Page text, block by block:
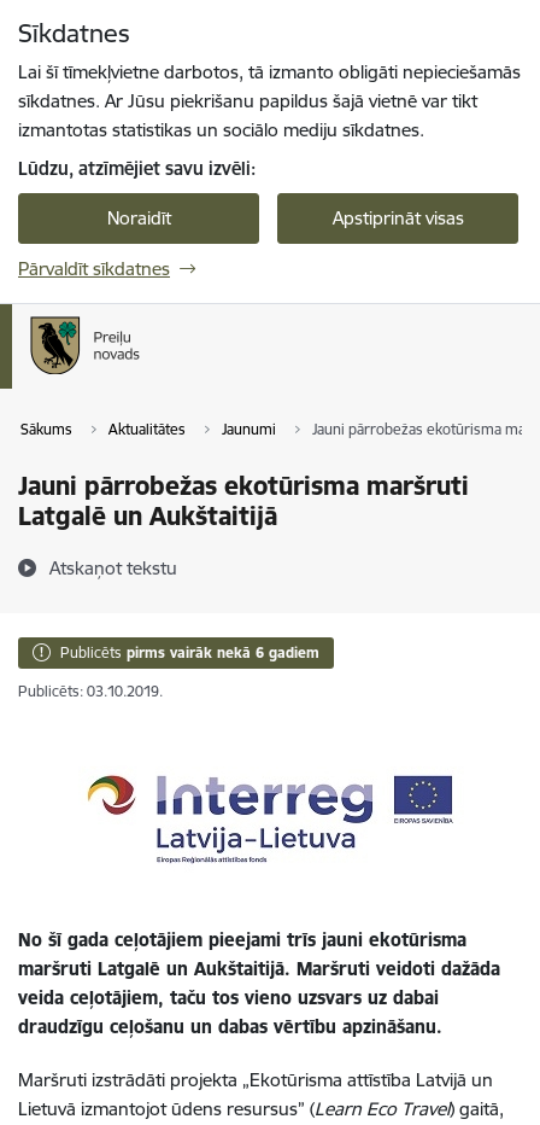
Sīkdatnes
Lai šī tīmekļvietne darbotos, tā izmanto obligāti nepieciešamās
sīkdatnes. Ar Jūsu piekrišanu papildus šajā vietnē var tikt
izmantotas statistikas un sociālo mediju sīkdatnes.
Lūdzu, atzīmējiet savu izvēli:
Noraidīt Apstiprināt visas
Pārvaldīt sīkdatnes
Sākums Aktualitātes Jaunumi Jauni pārrobežas ekotūrisma
Jauni pārrobežas ekotūrisma maršruti
Latgalē un Aukštaitijā
Atskaņot tekstu
Publicēts pirms vairāk nekā 6 gadiem
Publicēts: 03.10.2019.
No šī gada ceļotājiem pieejami trīs jauni ekotūrisma
maršruti Latgalē un Aukštaitijā. Maršruti veidoti dažāda
veida ceļotājiem, taču tos vieno uzsvars uz dabai
draudzīgu ceļošanu un dabas vērtību apzināšanu.
Maršruti izstrādāti projekta „Ekotūrisma attīstība Latvijā un
Lietuvā izmantojot ūdens resursus” (Learn Eco Travel) gaitā,